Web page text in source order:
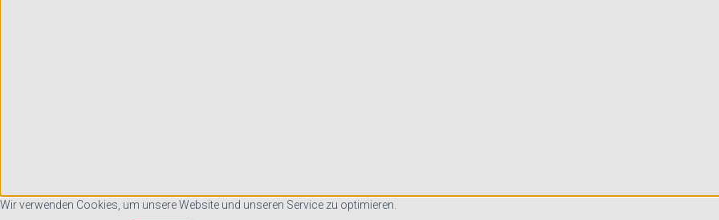
Wir verwenden Cookies, um unsere Website und unseren Service zu optimieren.